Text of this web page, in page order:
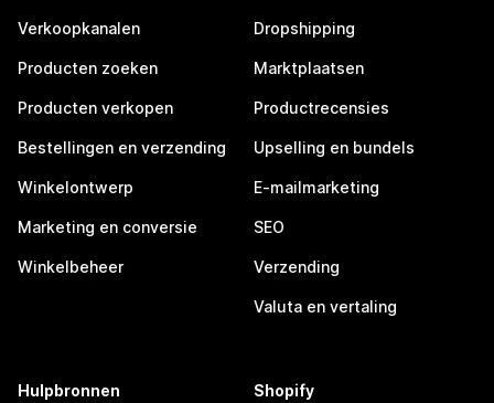
Verkoopkanalen
Producten zoeken
Producten verkopen
Bestellingen en verzending
Winkelontwerp
Marketing en conversie
Winkelbeheer
Dropshipping
Marktplaatsen
Productrecensies
Upselling en bundels
E-mailmarketing
SEO
Verzending
Valuta en vertaling
Hulpbronnen Shopify